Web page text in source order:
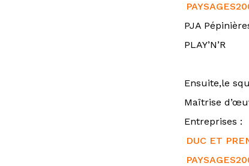
PJA
PLAY’N’R
Ensuite,le
Maîtrise
Entreprises :
DUC ET